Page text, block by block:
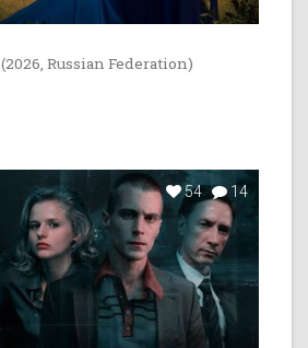
(2026, Russian Federation)
54 14